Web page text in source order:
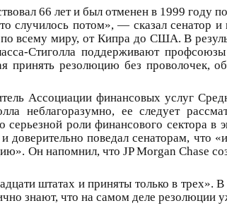
66 лет и был отменен в 1999
случилось потом», — сказал сенатор
всему миру, от Кипра до США. В
Стиголла поддерживают
принять резолюцию без проволочек,
Ассоциации финансовых услуг
неблагоразумно, ее следует
роли финансового сектора в
доверительно поведал сенаторам, что
Он напомнил, что JP Morgan Chase
штатах и приняты только в трех».
знают, что на самом деле